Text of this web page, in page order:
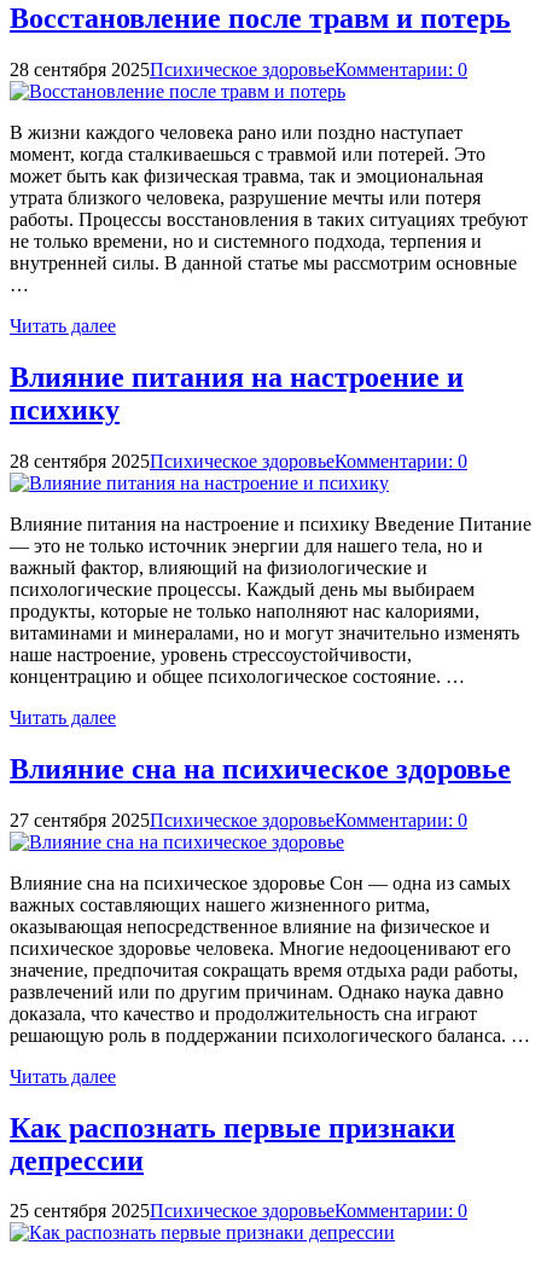
Восстановление после травм и потерь
28 сентября 2025Психическое здоровьеКомментарии: 0
В жизни каждого человека рано или поздно наступает
момент, когда сталкиваешься с травмой или потерей. Это
может быть как физическая травма, так и эмоциональная
утрата близкого человека, разрушение мечты или потеря
работы. Процессы восстановления в таких ситуациях требуют
не только времени, но и системного подхода, терпения и
внутренней силы. В данной статье мы рассмотрим основные
…
Читать далее
Влияние питания на настроение и
психику
28 сентября 2025Психическое здоровьеКомментарии: 0
Влияние питания на настроение и психику Введение Питание
— это не только источник энергии для нашего тела, но и
важный фактор, влияющий на физиологические и
психологические процессы. Каждый день мы выбираем
продукты, которые не только наполняют нас калориями,
витаминами и минералами, но и могут значительно изменять
наше настроение, уровень стрессоустойчивости,
концентрацию и общее психологическое состояние. …
Читать далее
Влияние сна на психическое здоровье
27 сентября 2025Психическое здоровьеКомментарии: 0
Влияние сна на психическое здоровье Сон — одна из самых
важных составляющих нашего жизненного ритма,
оказывающая непосредственное влияние на физическое и
психическое здоровье человека. Многие недооценивают его
значение, предпочитая сокращать время отдыха ради работы,
развлечений или по другим причинам. Однако наука давно
доказала, что качество и продолжительность сна играют
решающую роль в поддержании психологического баланса. …
Читать далее
Как распознать первые признаки
депрессии
25 сентября 2025Психическое здоровьеКомментарии: 0